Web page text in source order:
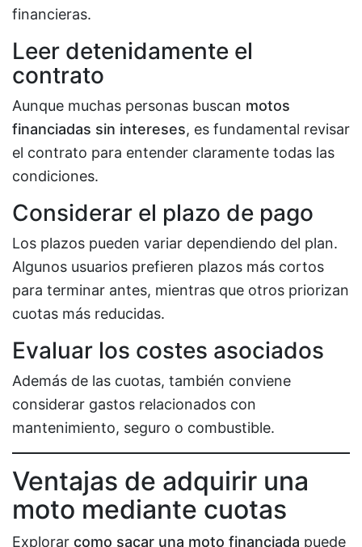
financieras.
Leer detenidamente el
contrato
Aunque muchas personas buscan motos
financiadas sin intereses, es fundamental revisar
el contrato para entender claramente todas las
condiciones.
Considerar el plazo de pago
Los plazos pueden variar dependiendo del plan.
Algunos usuarios prefieren plazos más cortos
para terminar antes, mientras que otros priorizan
cuotas más reducidas.
Evaluar los costes asociados
Además de las cuotas, también conviene
considerar gastos relacionados con
mantenimiento, seguro o combustible.
Ventajas de adquirir una
moto mediante cuotas
Explorar como sacar una moto financiada puede